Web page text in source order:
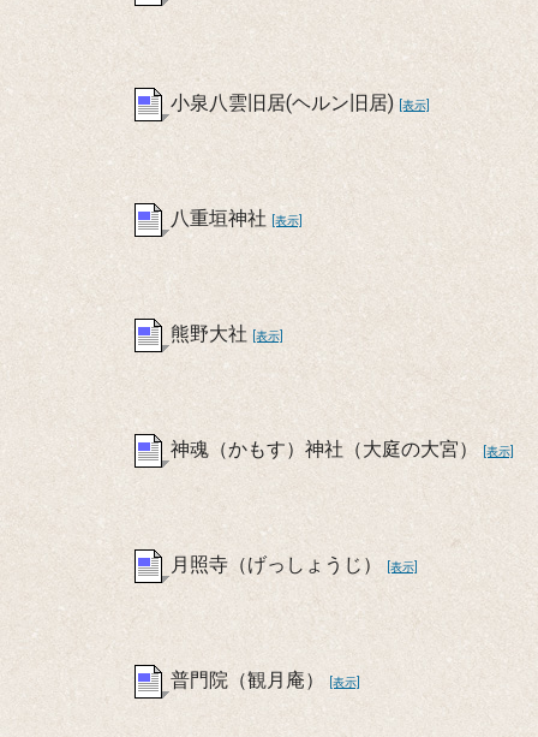
小泉八雲旧居(ヘルン旧居) [表示]
八重垣神社 [表示]
熊野大社 [表示]
神魂（かもす）神社（大庭の大宮） [表示]
月照寺（げっしょうじ） [表示]
普門院（観月庵） [表示]